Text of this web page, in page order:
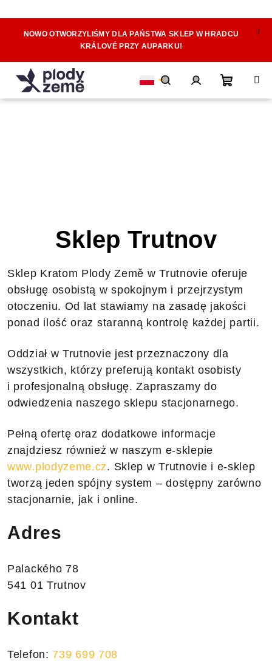
NOWO OTWORZYLIŚMY DLA PAŃSTWA SKLEP W HRADCU
KRÁLOVÉ PRZY AUPARKU!
SzukajZalogujKoszyk
Sklep Trutnov
Sklep Kratom Plody Země w Trutnovie oferuje
obsługę osobistą w spokojnym i przejrzystym
otoczeniu. Od lat stawiamy na zasadę jakości
ponad ilość oraz staranną kontrolę każdej partii.
Oddział w Trutnovie jest przeznaczony dla
wszystkich, którzy preferują kontakt osobisty
i profesjonalną obsługę. Zapraszamy do
odwiedzenia naszego sklepu stacjonarnego.
Pełną ofertę oraz dodatkowe informacje
znajdziesz również w naszym e-sklepie
www.plodyzeme.cz. Sklep w Trutnovie i e-sklep
tworzą jeden spójny system – dostępny zarówno
stacjonarnie, jak i online.
Adres
Palackého 78
541 01 Trutnov
Kontakt
Telefon: 739 699 708